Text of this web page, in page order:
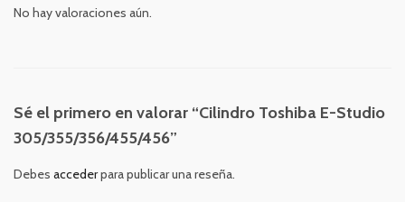
No hay valoraciones aún.
Sé el primero en valorar “Cilindro Toshiba E-Studio
305/355/356/455/456”
Debes accederpara publicar una reseña.